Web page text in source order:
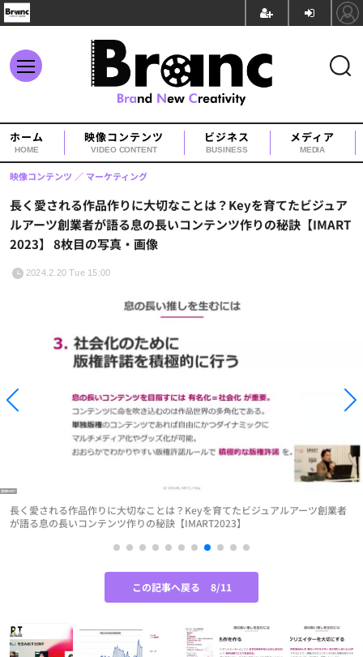
ホーム
HOME
映像コンテンツ
VIDEO CONTENT
ビジネス
BUSINESS
メディア
MEDIA
長く愛される作品作りに大切なことは？Keyを育てたビジュア
ルアーツ創業者が語る息の長いコンテンツ作りの秘訣【IMART
2023】 8枚目の写真・画像
映像コンテンツ マーケティング
2024.2.20 Tue 15:00
長く愛される作品作りに大切なことは？Keyを育てたビジュアルアーツ創業者
が語る息の長いコンテンツ作りの秘訣【IMART2023】
この記事へ戻る 8/11